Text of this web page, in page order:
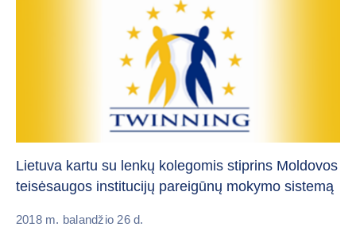
Lietuva kartu su lenkų kolegomis stiprins Moldovos
teisėsaugos institucijų pareigūnų mokymo sistemą
2018 m. balandžio 26 d.